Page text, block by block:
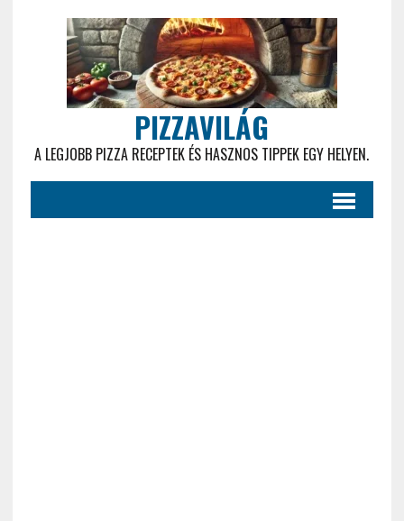
PIZZAVILÁG
A LEGJOBB PIZZA RECEPTEK ÉS HASZNOS TIPPEK EGY HELYEN.